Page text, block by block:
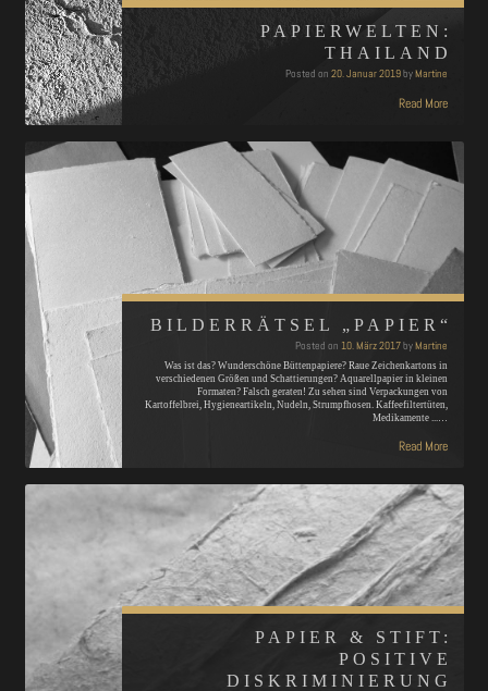
PAPIERWELTEN:
THAILAND
Posted on 20. Januar 2019byMartine
Read More
BILDERRÄTSEL „PAPIER“
Posted on 10. März 2017byMartine
Was ist das? Wunderschöne Büttenpapiere? Raue Zeichenkartons in
verschiedenen Größen und Schattierungen? Aquarellpapier in kleinen
Formaten? Falsch geraten! Zu sehen sind Verpackungen von
Kartoffelbrei, Hygieneartikeln, Nudeln, Strumpfhosen. Kaffeefiltertüten,
Medikamente ...…
Read More
PAPIER & STIFT:
POSITIVE
DISKRIMINIERUNG